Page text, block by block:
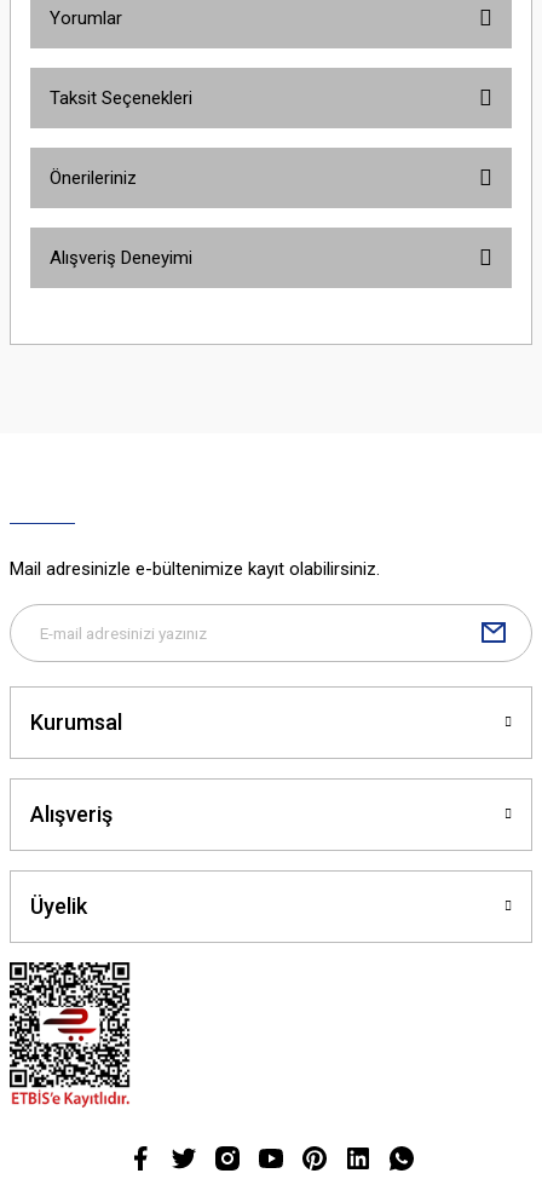
Yorumlar
Taksit Seçenekleri
Önerileriniz
yetersiz gördüğünüz noktaları öneri formunu kullanarak tarafımıza
Gönder
Alışveriş Deneyimi
Mail adresinizle e-bültenimize kayıt olabilirsiniz.
Kurumsal
Alışveriş
Üyelik